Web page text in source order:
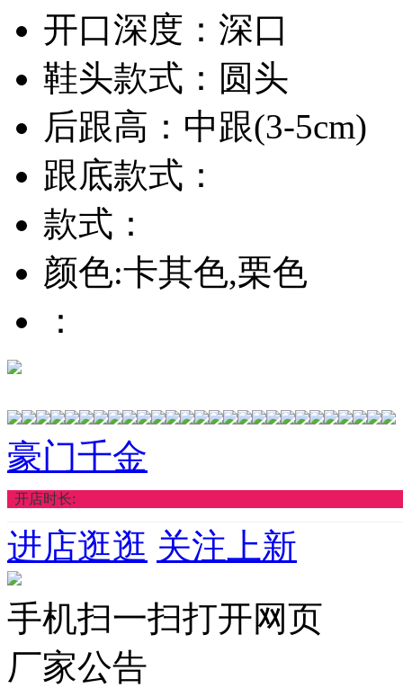
开口深度：深口
鞋头款式：圆头
后跟高：中跟(3-5cm)
跟底款式：
款式：
颜色:卡其色,栗色
：
豪门千金
开店时长:
进店逛逛 关注上新
手机扫一扫打开网页
厂家公告